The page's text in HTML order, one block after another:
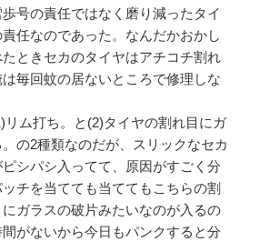
号の責任ではなく磨り減ったタイ
任なのであった。なんだかおかし
ときセカのタイヤはアチコチ割れ
毎回蚊の居ないところで修理しな
ム打ち。と(2)タイヤの割れ目にガ
の2種類なのだが、スリックなセカ
シパシ入ってて、原因がすごく分
チを当てても当ててもこちらの割
ガラスの破片みたいなのが入るの
がないから今日もパンクすると分